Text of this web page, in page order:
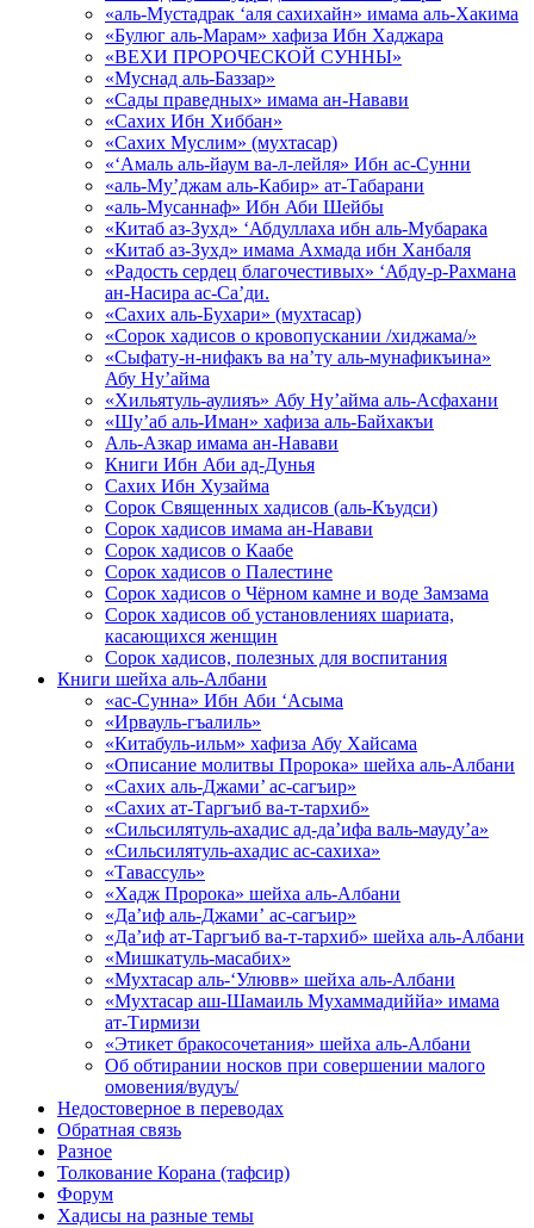
«аль-Мустадрак ‘аля сахихайн» имама аль-Хакима
«Булюг аль-Марам» хафиза Ибн Хаджара
«ВЕХИ ПРОРОЧЕСКОЙ СУННЫ»
«Муснад аль-Баззар»
«Сады праведных» имама ан-Навави
«Сахих Ибн Хиббан»
«Сахих Муслим» (мухтасар)
«‘Амаль аль-йаум ва-л-лейля» Ибн ас-Сунни
«аль-Му’джам аль-Кабир» ат-Табарани
«аль-Мусаннаф» Ибн Аби Шейбы
«Китаб аз-Зухд» ‘Абдуллаха ибн аль-Мубарака
«Китаб аз-Зухд» имама Ахмада ибн Ханбаля
«Радость сердец благочестивых» ‘Абду-р-Рахмана
ан-Насира ас-Са’ди.
«Сахих аль-Бухари» (мухтасар)
«Сорок хадисов о кровопускании /хиджама/»
«Сыфату-н-нифакъ ва на’ту аль-мунафикъина»
Абу Ну’айма
«Хильятуль-аулияъ» Абу Ну’айма аль-Асфахани
«Шу’аб аль-Иман» хафиза аль-Байхакъи
Аль-Азкар имама ан-Навави
Книги Ибн Аби ад-Дунья
Сахих Ибн Хузайма
Сорок Священных хадисов (аль-Къудси)
Сорок хадисов имама ан-Навави
Сорок хадисов о Каабе
Сорок хадисов о Палестине
Сорок хадисов о Чёрном камне и воде Замзама
Сорок хадисов об установлениях шариата,
касающихся женщин
Сорок хадисов, полезных для воспитания
Книги шейха аль-Албани
«ас-Сунна» Ибн Аби ‘Асыма
«Ирвауль-гъалиль»
«Китабуль-ильм» хафиза Абу Хайсама
«Описание молитвы Пророка» шейха аль-Албани
«Сахих аль-Джами’ ас-сагъир»
«Сахих ат-Таргъиб ва-т-тархиб»
«Сильсилятуль-ахадис ад-да’ифа валь-мауду’а»
«Сильсилятуль-ахадис ас-сахиха»
«Тавассуль»
«Хадж Пророка» шейха аль-Албани
«Да’иф аль-Джами’ ас-сагъир»
«Да’иф ат-Таргъиб ва-т-тархиб» шейха аль-Албани
«Мишкатуль-масабих»
«Мухтасар аль-‘Улювв» шейха аль-Албани
«Мухтасар аш-Шамаиль Мухаммадиййа» имама
ат-Тирмизи
«Этикет бракосочетания» шейха аль-Албани
Об обтирании носков при совершении малого
омовения/вудуъ/
Недостоверное в переводах
Обратная связь
Разное
Толкование Корана (тафсир)
Форум
Хадисы на разные темы